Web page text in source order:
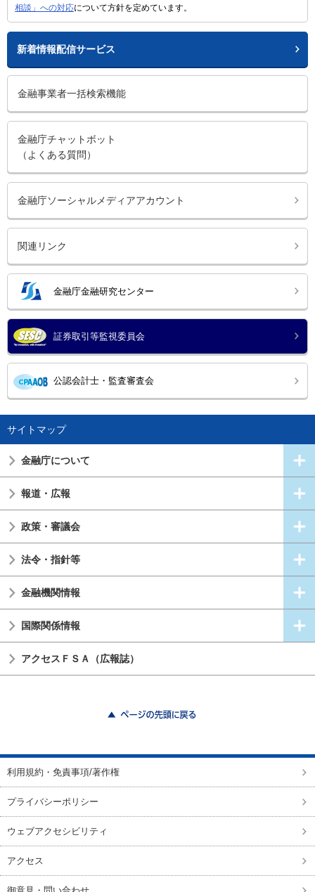
相談」への対応について方針を定めています。
新着情報配信サービス
金融事業者一括検索機能
金融庁チャットボット
（よくある質問）
金融庁ソーシャルメディアアカウント
関連リンク
金融庁金融研究センター
証券取引等監視委員会
公認会計士・監査審査会
サイトマップ
金融庁について
報道・広報
政策・審議会
法令・指針等
金融機関情報
国際関係情報
アクセスＦＳＡ（広報誌）
利用規約・免責事項/著作権
プライバシーポリシー
ウェブアクセシビリティ
アクセス